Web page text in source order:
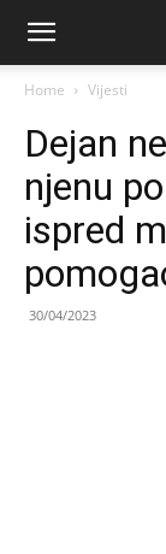
News
Media
Home Vijesti
Dejan
njenu
ispred
30/04/2023